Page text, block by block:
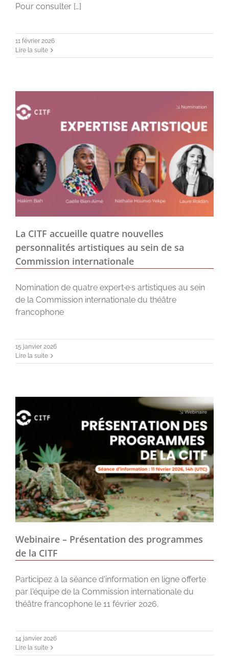
Pour consulter […]
11 février 2026
Lire la suite
La CITF accueille quatre nouvelles
personnalités artistiques au sein de sa
Commission internationale
Nomination de quatre expert·e·s artistiques au sein
de la Commission internationale du théâtre
francophone
15 janvier 2026
Lire la suite
Webinaire – Présentation des programmes
de la CITF
Participez à la séance d'information en ligne offerte
par l'équipe de la Commission internationale du
théâtre francophone le 11 février 2026.
14 janvier 2026
Lire la suite